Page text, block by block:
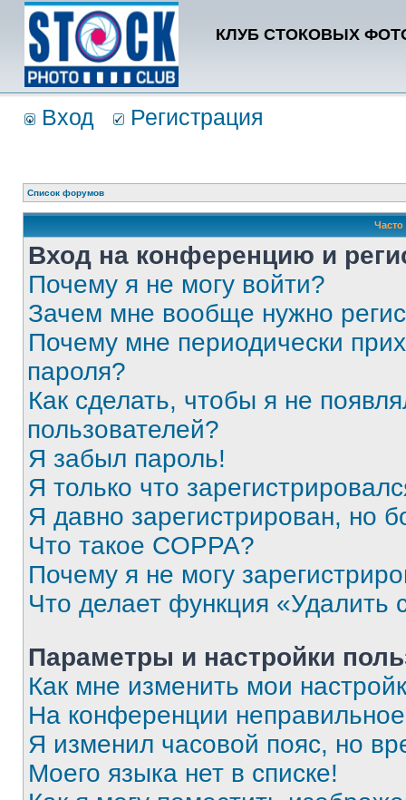
КЛУБ СТОКОВЫХ
Вход Регистрация
Список форумов
Вход на конференцию и
Почему я не могу войти?
Зачем мне вообще нужно
Почему мне периодически
пароля?
Как сделать, чтобы я не
пользователей?
Я забыл пароль!
Я только что
Я давно зарегистрирован, но
Что такое COPPA?
Почему я не могу
Что делает функция «Удалить
Параметры и настройки
Как мне изменить мои
На конференции
Я изменил часовой пояс, но
Моего языка нет в списке!